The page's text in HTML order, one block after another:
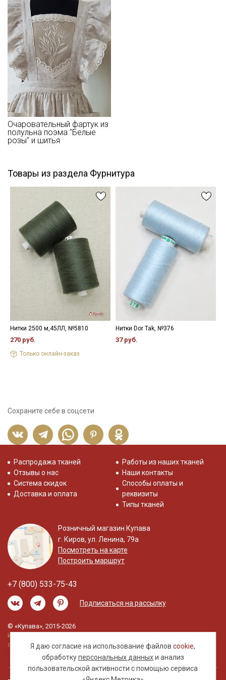
Перед применением кружево следует замочить в воде при
30С – 40С для исключения дальнейшей усадки.
Цветопередача может отличаться от оригинального цвета в
зависимости от настроек вашего монитора.
Очаровательный фартук из
полульна поэма "Белые
розы" и шитья
Товары из раздела Фурнитура
Нитки 2500 м,45ЛЛ, №5810
270 руб.
Только онлайн-заказ
Нитки Dor Tak, №376
37 руб.
Сохраните себе в соцсети
Я даю согласие на использование файловcookie,
обработкуперсональных данныхи анализ
пользовательской активности с помощью сервиса
Распродажа тканей
Отзывы о нас
Система скидок
Доставка и оплата
Работы из наших тканей
Наши контакты
Способы оплаты и
реквизиты
Типы тканей
Розничный магазин Купава
г. Киров, ул. Ленина, 79а
Посмотреть на карте
Построить маршрут
+7 (800) 533-75-43
Подписаться на рассылку
© «Купава», 2015-2026
Информация на сайте не является публичной
офертой.
Даю
Согласие на получение рекламных и
информационных рассылок